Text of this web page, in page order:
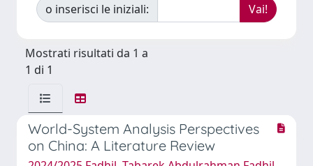
o inserisci le iniziali:
Mostrati risultati da 1 a
1 di 1
World-System Analysis Perspectives
on China: A Literature Review